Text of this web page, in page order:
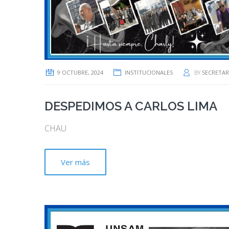
9 OCTUBRE, 2024 INSTITUCIONALES BY
DESPEDIMOS A CARLOS LIMA
CHAU
Ver más